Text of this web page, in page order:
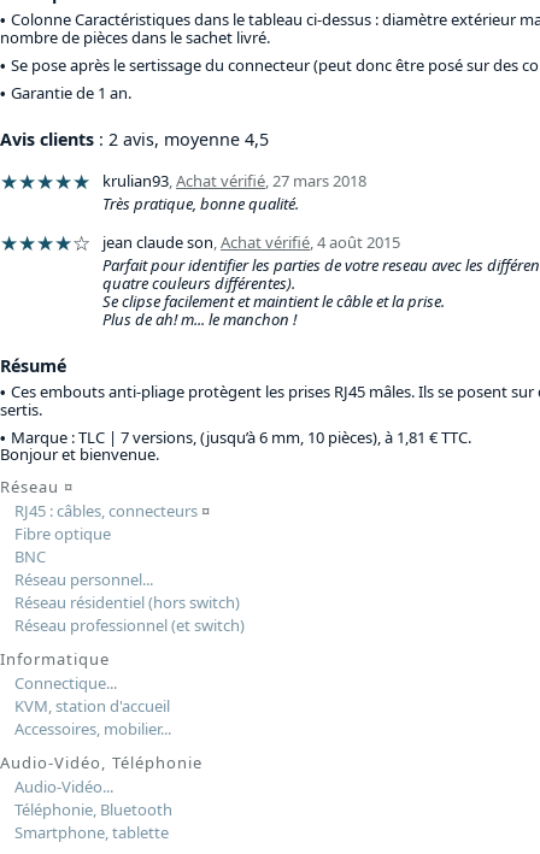
Colonne Caractéristiques dans le tableau ci-dessus : diamètre extérieur
nombre de pièces dans le sachet livré.
Se pose après le sertissage du connecteur (peut donc être posé sur des
Garantie de 1 an.
Avis clients : 2 avis, moyenne 4,5
★★★★★ krulian93,Achat vérifié,27 mars 2018
Très pratique, bonne qualité.
★★★★☆ jean claude son,Achat vérifié,4 août 2015
Parfait pour identifier les parties de votre reseau avec les
quatre couleurs différentes).
Se clipse facilement et maintient le câble et la prise.
Plus de ah! m... le manchon !
Résumé
Ces embouts anti-pliage protègent les prises RJ45 mâles. Ils se posent
sertis.
Marque : TLC | 7 versions, (jusqu’à 6 mm, 10 pièces), à 1,81 € TTC.
Bonjour et bienvenue.
Réseau ¤
RJ45 : câbles, connecteurs¤
Fibre optique
BNC
Réseau personnel...
Réseau résidentiel (hors switch)
Réseau professionnel (et switch)
Informatique
Connectique...
KVM, station d'accueil
Accessoires, mobilier...
Audio-Vidéo, Téléphonie
Audio-Vidéo...
Téléphonie, Bluetooth
Smartphone, tablette